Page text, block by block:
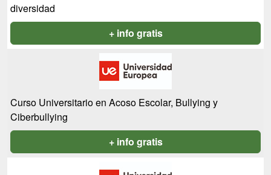
diversidad
+ info gratis
Curso Universitario en Acoso Escolar, Bullying y
Ciberbullying
+ info gratis